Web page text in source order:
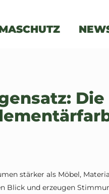
Die
stärker als Möbel,
Blick und erzeugen